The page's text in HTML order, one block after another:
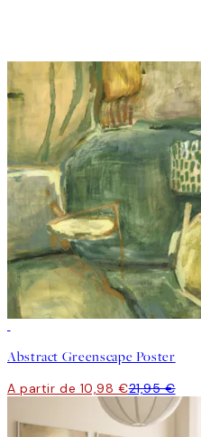
Abstract Greenscape Poster
A partir de 10,98 €21,95 €